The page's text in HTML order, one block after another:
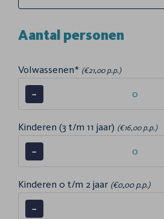
Aantal personen
Volwassenen* (€21,00 p.p.)
−
Kinderen (3 t/m 11 jaar) (€16,00 p.p.)
−
Kinderen 0 t/m 2 jaar (€0,00 p.p.)
−